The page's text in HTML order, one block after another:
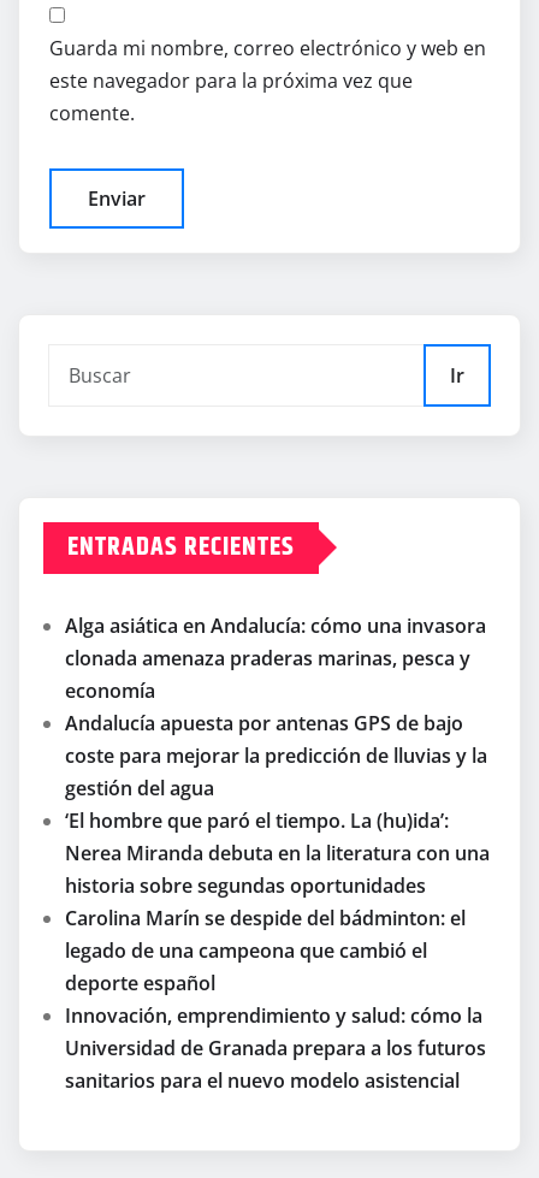
Guarda mi nombre, correo electrónico y web en
este navegador para la próxima vez que
comente.
Ir
ENTRADAS RECIENTES
Alga asiática en Andalucía: cómo una invasora
clonada amenaza praderas marinas, pesca y
economía
Andalucía apuesta por antenas GPS de bajo
coste para mejorar la predicción de lluvias y la
gestión del agua
‘El hombre que paró el tiempo. La (hu)ida’:
Nerea Miranda debuta en la literatura con una
historia sobre segundas oportunidades
Carolina Marín se despide del bádminton: el
legado de una campeona que cambió el
deporte español
Innovación, emprendimiento y salud: cómo la
Universidad de Granada prepara a los futuros
sanitarios para el nuevo modelo asistencial